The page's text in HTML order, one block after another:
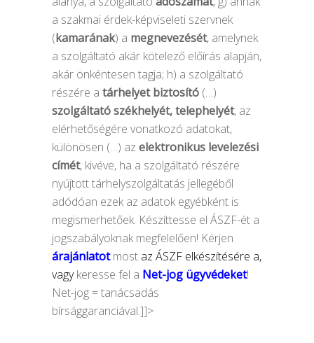
a szakmai érdek-képviseleti szervnek
(kamarának) a megnevezését, amelynek
a szolgáltató akár kötelező előírás alapján,
akár önkéntesen tagja; h) a szolgáltató
részére a tárhelyet biztosító (…)
szolgáltató székhelyét, telephelyét, az
elérhetőségére vonatkozó adatokat,
különösen (…) az elektronikus levelezési
címét, kivéve, ha a szolgáltató részére
nyújtott tárhelyszolgáltatás jellegéből
adódóan ezek az adatok egyébként is
megismerhetőek. Készíttesse el ÁSZF-ét a
jogszabályoknak megfelelően! Kérjen
árajánlatotmost az ÁSZF elkészítésére a,
vagykeresse fel a Net-jog ügyvédeket!
Net-jog = tanácsadás
bírsággaranciával.]]>